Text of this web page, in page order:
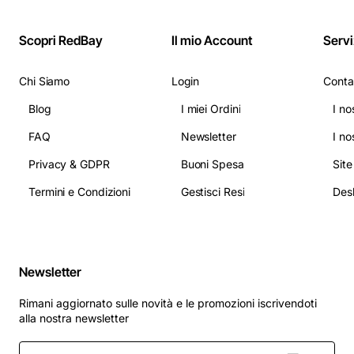
Scopri RedBay
Chi Siamo
Blog
FAQ
Privacy & GDPR
Termini e Condizioni
Il mio Account
Login
I miei Ordini
Newsletter
Buoni Spesa
Gestisci Resi
I
I
Newsletter
Rimani aggiornato sulle novità e le promozioni iscrivendoti
alla nostra newsletter
Inserisci